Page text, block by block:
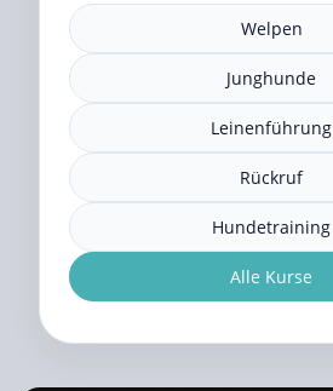
Welpen
Junghunde
Leinenführung
Rückruf
Hundetraining
Alle Kurse